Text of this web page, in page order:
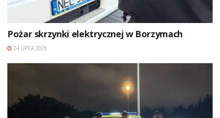
Pożar skrzynki elektrycznej w Borzymach
24 LIPCA 2026